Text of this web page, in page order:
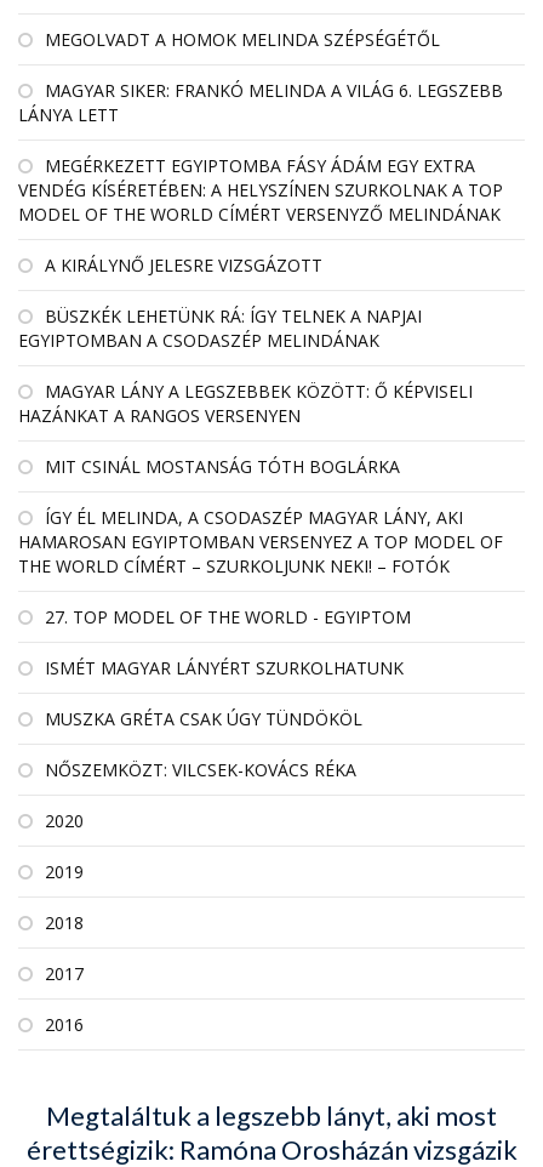
MEGOLVADT A HOMOK MELINDA SZÉPSÉGÉTŐL
MAGYAR SIKER: FRANKÓ MELINDA A VILÁG 6. LEGSZEBB
LÁNYA LETT
MEGÉRKEZETT EGYIPTOMBA FÁSY ÁDÁM EGY EXTRA
VENDÉG KÍSÉRETÉBEN: A HELYSZÍNEN SZURKOLNAK A TOP
MODEL OF THE WORLD CÍMÉRT VERSENYZŐ MELINDÁNAK
A KIRÁLYNŐ JELESRE VIZSGÁZOTT
BÜSZKÉK LEHETÜNK RÁ: ÍGY TELNEK A NAPJAI
EGYIPTOMBAN A CSODASZÉP MELINDÁNAK
MAGYAR LÁNY A LEGSZEBBEK KÖZÖTT: Ő KÉPVISELI
HAZÁNKAT A RANGOS VERSENYEN
MIT CSINÁL MOSTANSÁG TÓTH BOGLÁRKA
ÍGY ÉL MELINDA, A CSODASZÉP MAGYAR LÁNY, AKI
HAMAROSAN EGYIPTOMBAN VERSENYEZ A TOP MODEL OF
THE WORLD CÍMÉRT – SZURKOLJUNK NEKI! – FOTÓK
27. TOP MODEL OF THE WORLD - EGYIPTOM
ISMÉT MAGYAR LÁNYÉRT SZURKOLHATUNK
MUSZKA GRÉTA CSAK ÚGY TÜNDÖKÖL
NŐSZEMKÖZT: VILCSEK-KOVÁCS RÉKA
2020
2019
2018
2017
2016
Megtaláltuk a legszebb lányt, aki most
érettségizik: Ramóna Orosházán vizsgázik